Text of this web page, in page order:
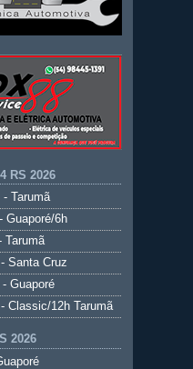
RS 2026
- Tarumã
Guaporé/6h
Tarumã
Santa Cruz
Guaporé
Classic/12h Tarumã
2026